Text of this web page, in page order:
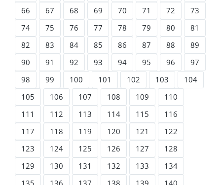
66
67 68 69 70 71 72
73
74
75 76 77 78 79 80
81
82
83 84 85 86 87 88
89
90
91 92 93 94 95 96
97
98
99 100 101 102 103
104
105
106 107 108 109
110
111
112 113 114 115
116
117
118 119 120 121
122
123
124 125 126 127
128
129
130 131 132 133
134